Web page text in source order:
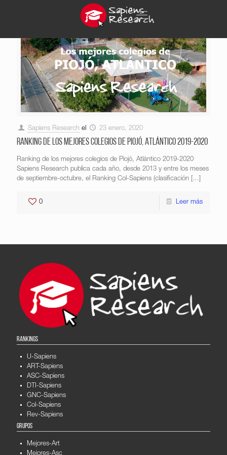
Sapiens Research el 23 enero, 2020
Ranking de los mejores colegios de Piojó, Atlántico 2019-2020
Ranking de los mejores colegios de Piojó, Atlántico 2019-2020
Sapiens Research publica cada año, desde 2013 y entre los meses
de septiembre-octubre, el Ranking Col-Sapiens (clasificación […]
0 Leer más
RANKINGS
U-Sapiens
ART-Sapiens
ASC-Sapiens
DTI-Sapiens
GNC-Sapiens
Col-Sapiens
Rev-Sapiens
GRUPOS
Mejores-Art
Mejores-Asc